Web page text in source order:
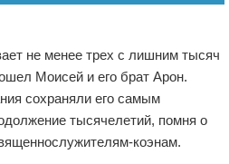
не менее трех с лишним тысяч
Моисей и его брат Арон.
сохраняли его самым
тысячелетий, помня о
коэнам.